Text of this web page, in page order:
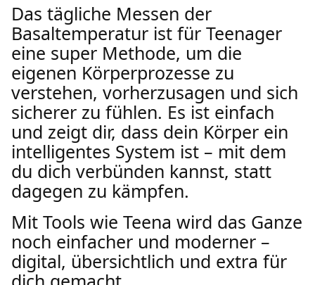
Das tägliche Messen der
Basaltemperatur ist für Teenager
eine super Methode, um die
eigenen Körperprozesse zu
verstehen, vorherzusagen und sich
sicherer zu fühlen. Es ist einfach
und zeigt dir, dass dein Körper ein
intelligentes System ist – mit dem
du dich verbünden kannst, statt
dagegen zu kämpfen.
Mit Tools wie Teena wird das Ganze
noch einfacher und moderner –
digital, übersichtlich und extra für